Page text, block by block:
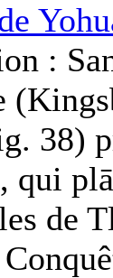
:
38)
qui
de